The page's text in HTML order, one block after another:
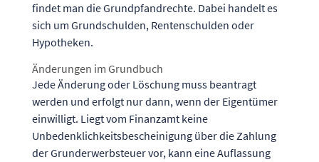
findet man die Grundpfandrechte. Dabei handelt es
sich um Grundschulden, Rentenschulden oder
Hypotheken.
Änderungen im Grundbuch
Jede Änderung oder Löschung muss beantragt
werden und erfolgt nur dann, wenn der Eigentümer
einwilligt. Liegt vom Finanzamt keine
Unbedenklichkeitsbescheinigung über die Zahlung
derGrunderwerbsteuervor, kann eine Auflassung